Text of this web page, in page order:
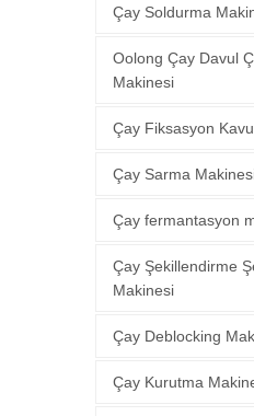
Çay Soldurma
Oolong Çay Davul
Makinesi
Çay Fiksasyon
Çay Sarma
Çay fermantasyon
Çay Şekillendirme
Makinesi
Çay Deblocking
Çay Kurutma